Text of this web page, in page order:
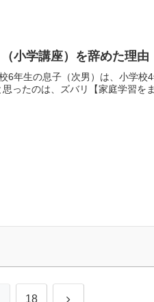
小学講座）を辞めた理由
6年生の息子（次男）は、小学
ったのは、ズバリ【家庭学習を
18 次